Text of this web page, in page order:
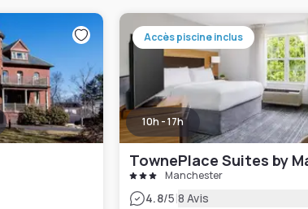
Accès piscine inclus
10h - 17h
Manchester
4.8/5|8 Avis